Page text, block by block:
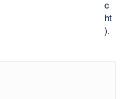
c
ht
).